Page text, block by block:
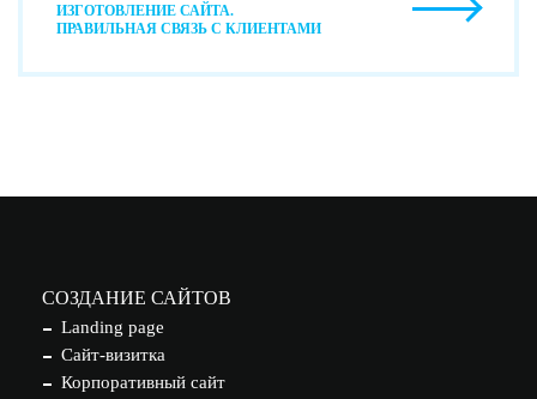
ИЗГОТОВЛЕНИЕ САЙТА.
ПРАВИЛЬНАЯ СВЯЗЬ С КЛИЕНТАМИ
СОЗДАНИЕ САЙТОВ
Landing page
Сайт-визитка
Корпоративный сайт